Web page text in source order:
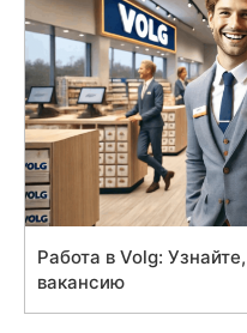
Работа в Volg:
вакансию